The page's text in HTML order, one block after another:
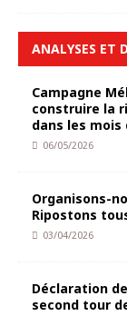
ANALYSES ET
Campagne
construire la
dans les
06/05/2026
Organisons-
Ripostons
03/04/2026
Déclaration
second tour